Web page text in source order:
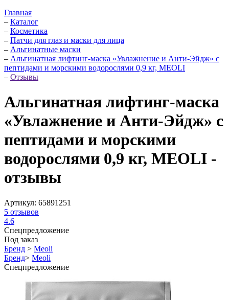
Главная
– Каталог
– Косметика
– Патчи для глаз и маски для лица
– Альгинатные маски
– Альгинатная лифтинг-маска «Увлажнение и Анти-Эйдж» с
пептидами и морскими водорослями 0,9 кг, MEOLI
– Отзывы
Альгинатная лифтинг-маска
«Увлажнение и Анти-Эйдж» с
пептидами и морскими
водорослями 0,9 кг, MEOLI -
отзывы
Артикул: 65891251
5 отзывов
4.6
Спецпредложение
Под заказ
Бренд > Meoli
Бренд> Meoli
Спецпредложение